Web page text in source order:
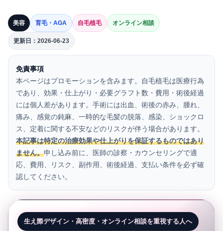
美容 育毛・AGA 自毛植毛 オンライン相談
更新日：2026-06-23
免責事項
本ページはプロモーションを含みます。自毛植毛は医療行為
であり、効果・仕上がり・必要グラフト数・費用・術後経過
には個人差があります。手術には出血、術後の赤み、腫れ、
痛み、感覚の鈍麻、一時的な毛髪の脱落、感染、ショックロ
ス、定着に関する不安などのリスクが伴う場合があります。
本記事は特定の治療効果や仕上がりを保証するものではあり
ません。申し込み前に、医師の診察・カウンセリングで適
応、費用、リスク、副作用、術後経過、支払い条件を必ず確
認してください。
生え際デザイン・高密度・オンライン相談を重視する人へ